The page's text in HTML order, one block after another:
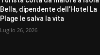
Bella, dipendente dell’Hotel La
Plage le salva la vita
Luglio 26, 2026